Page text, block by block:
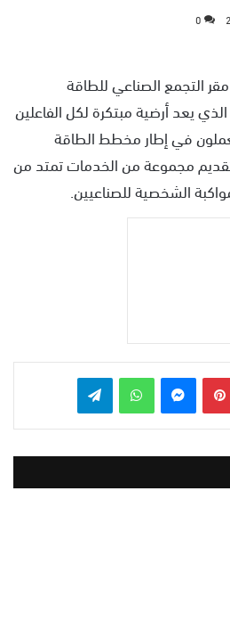
0
التجمع الصناعي للطاقة
يعد أرضية مبتكرة لكل الفاعلين
يعملون في إطار مخطط الطاقة
مجموعة من الخدمات تمتد من
الشخصية للصناعيين.
بينتيريست واتساب